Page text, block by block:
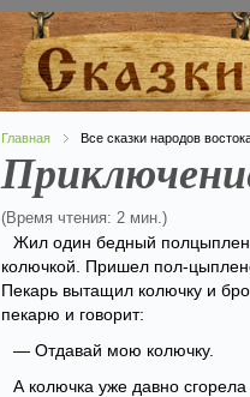
Главная Все сказки народов
(Время чтения: 2 мин.)
Жил один бедный
колючкой. Пришел пол-
Пекарь вытащил колючку и
пекарю и говорит:
— Отдавай мою колючку.
А колючка уже давно сгорела